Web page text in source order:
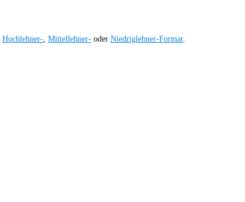
Hochlehner- Mittellehner- oder Niedriglehner-Format